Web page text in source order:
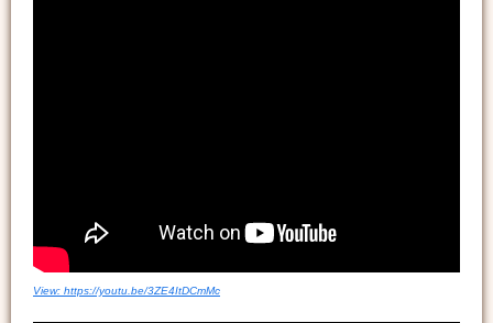
View: https://youtu.be/3ZE4ItDCmMc